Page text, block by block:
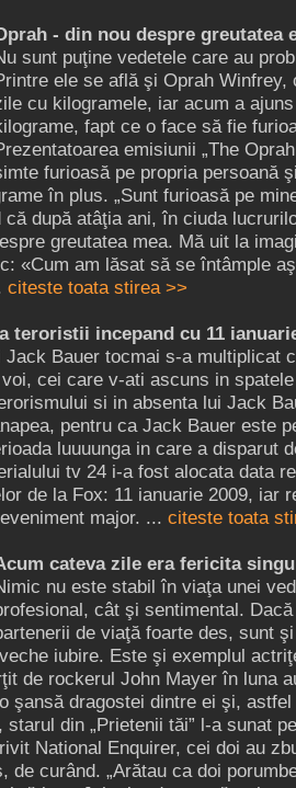
- din nou despre greutatea
sunt puţine vedetele care au
ele se află şi Oprah Winfrey,
cu kilogramele, iar acum a
fapt ce o face să fie
emisiunii „The
furioasă pe propria persoană
în plus. „Sunt furioasă pe
după atâţia ani, în ciuda
greutatea mea. Mă uit la
«Cum am lăsat să se întâmple
citeste toata stirea >>
teroristii incepand cu 11
Jack Bauer tocmai s-a multiplicat
cei care v-ati ascuns in spatele
si in absenta lui Jack
pentru ca Jack Bauer este
luuuunga in care a disparut
tv 24 i-a fost alocata data
de la Fox: 11 ianuarie 2009, iar
major. ... citeste toata
cateva zile era fericita
nu este stabil în viaţa unei
cât şi sentimental.
de viaţă foarte des, sunt
iubire. Este şi exemplul
de rockerul John Mayer în luna
şansă dragostei dintre ei şi,
din „Prietenii tăi” l-a sunat
National Enquirer, cei doi au
de curând. „Arătau ca doi